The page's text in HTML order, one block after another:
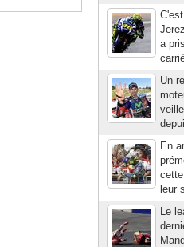
a
Un
En
leur
Le